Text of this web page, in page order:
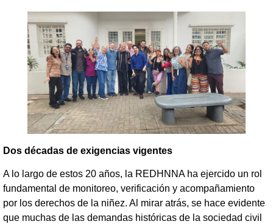
Dos décadas de exigencias vigentes
A lo largo de estos 20 años, la REDHNNA ha ejercido un rol
fundamental de monitoreo, verificación y acompañamiento
por los derechos de la niñez. Al mirar atrás, se hace evidente
que muchas de las demandas históricas de la sociedad civil